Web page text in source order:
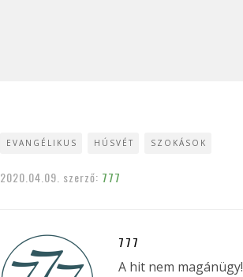
EVANGÉLIKUS HÚSVÉT SZOKÁSOK
2020.04.09. szerző: 777
777
A hit nem magánügy!